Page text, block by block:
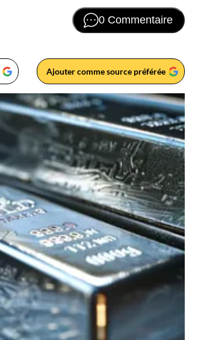
0 Commentaire
Ajouter comme source préférée